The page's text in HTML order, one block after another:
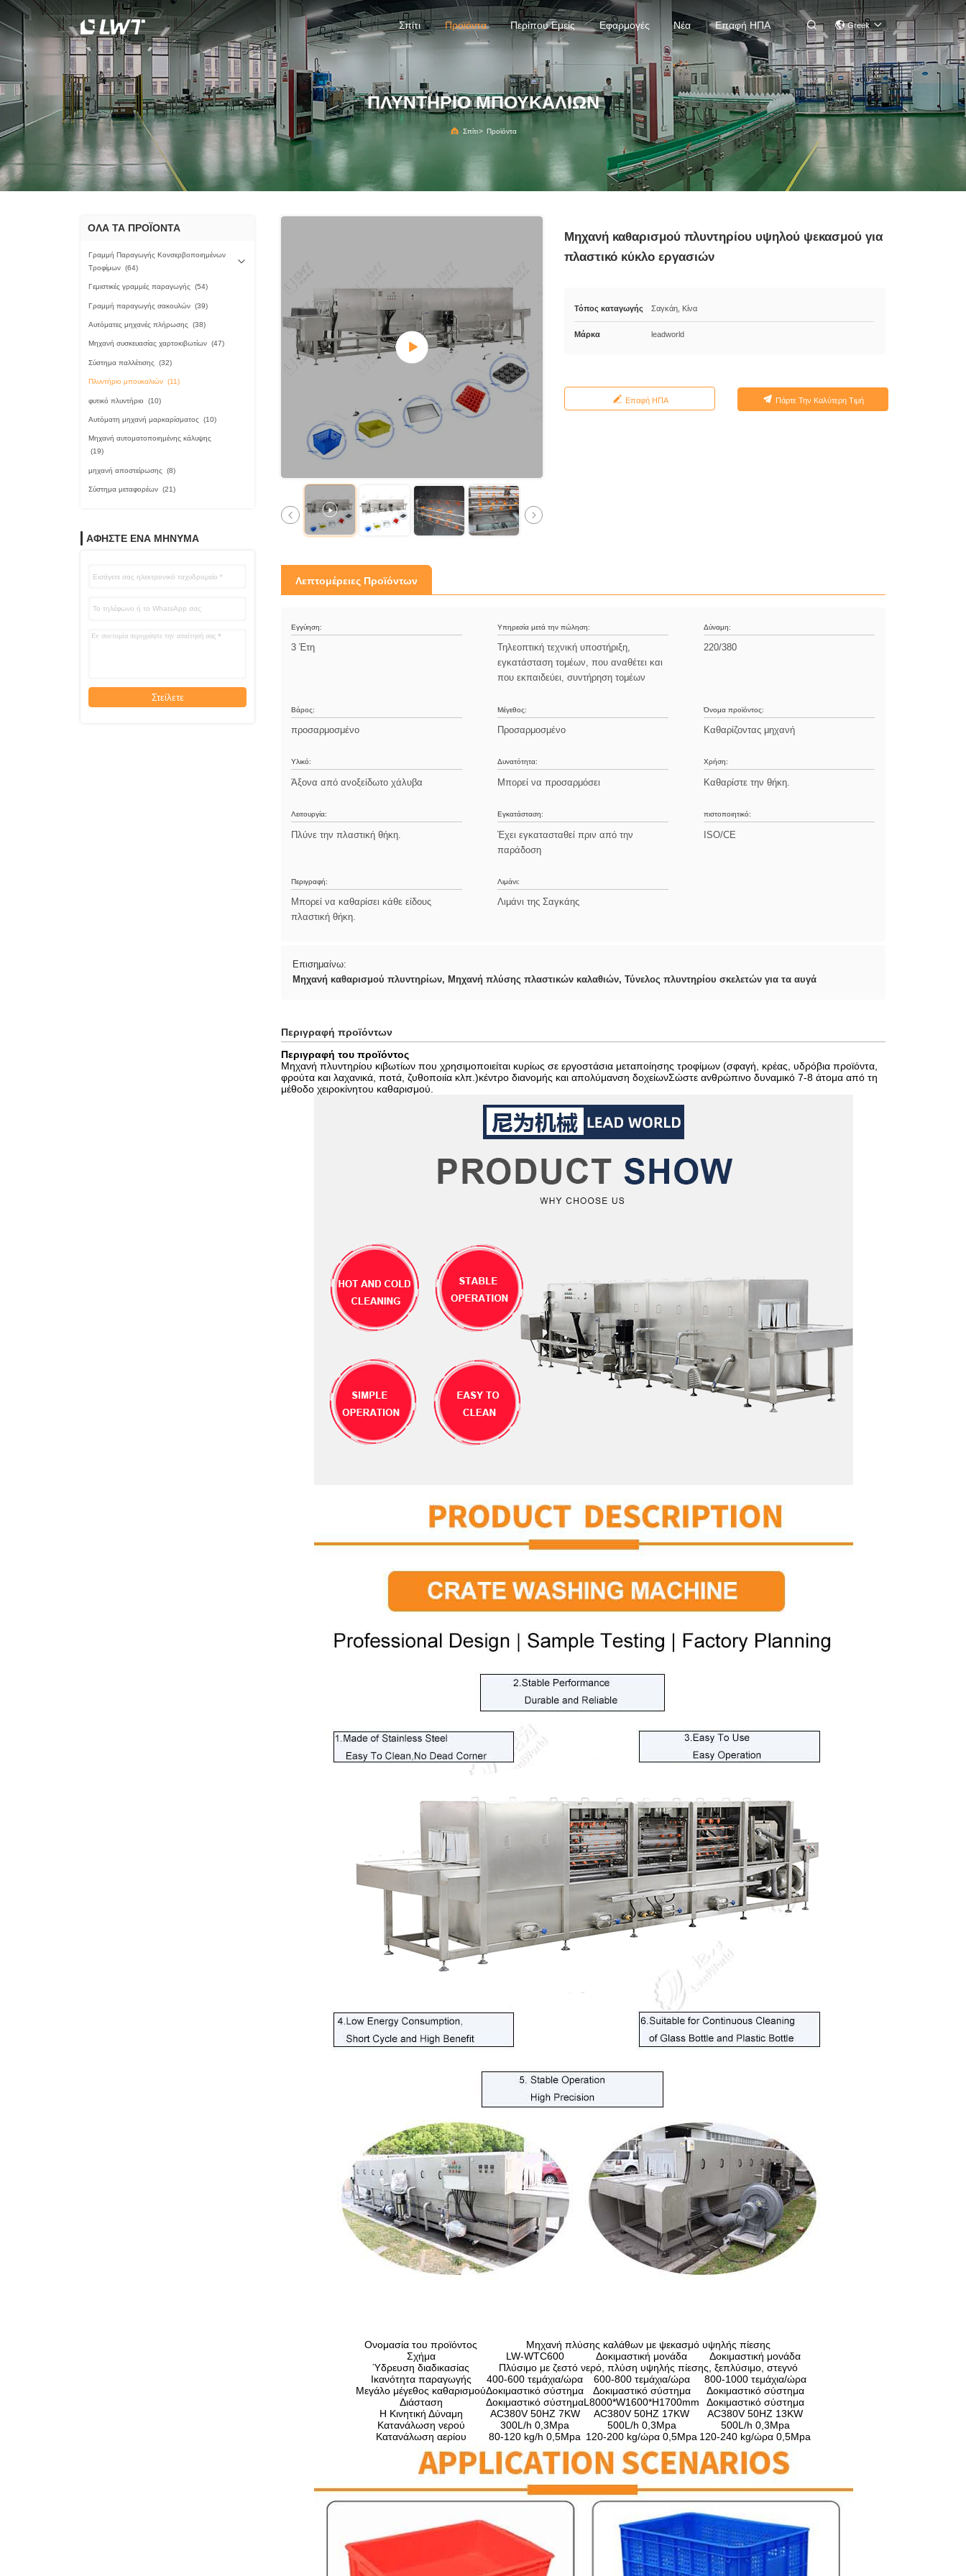
Σπίτι Προϊόντα Περίπου Εμείς Εφαρμογές Νέα Επαφή ΗΠΑ  Greek
ΠΛΥΝΤΉΡΙΟ ΜΠΟΥΚΑΛΙΏΝ
Σπίτι> Προϊόντα
ΟΛΑ ΤΑ ΠΡΟΪΟΝΤΑ
Γραμμή Παραγωγής Κονσερβοποιημένων
Τροφίμων (64)
Γεμιστικές γραμμές παραγωγής (54)
Γραμμή παραγωγής σακουλών (39)
Αυτόματες μηχανές πλήρωσης (38)
Μηχανή συσκευασίας χαρτοκιβωτίων (47)
Σύστημα παλλέτισης (32)
Πλυντήριο μπουκαλιών (11)
φυτικό πλυντήριο (10)
Αυτόματη μηχανή μαρκαρίσματος (10)
Μηχανή αυτοματοποιημένης κάλυψης
(19)
μηχανή αποστείρωσης (8)
Σύστημα μεταφορέων (21)
ΑΦΗΣΤΕ ΈΝΑ ΜΗΝΥΜΑ
Στείλετε
Μηχανή καθαρισμού πλυντηρίου υψηλού ψεκασμού για
πλαστικό κύκλο εργασιών
Τόπος καταγωγής Σαγκάη, Κίνα
Μάρκα leadworld
Επαφή ΗΠΑ Πάρτε Την Καλύτερη Τιμή
Λεπτομέρειες Προϊόντων
Εγγύηση:
3 Έτη
Υπηρεσία μετά την πώληση:
Τηλεοπτική τεχνική υποστήριξη,
εγκατάσταση τομέων, που αναθέτει και
που εκπαιδεύει, συντήρηση τομέων
Δύναμη:
220/380
Βάρος:
προσαρμοσμένο
Μέγεθος:
Προσαρμοσμένο
Όνομα προϊόντος:
Καθαρίζοντας μηχανή
Υλικό:
Άξονα από ανοξείδωτο χάλυβα
Δυνατότητα:
Μπορεί να προσαρμόσει
Χρήση:
Καθαρίστε την θήκη.
Λειτουργία:
Πλύνε την πλαστική θήκη.
Εγκατάσταση:
Έχει εγκατασταθεί πριν από την
παράδοση
πιστοποιητικό:
ISO/CE
Περιγραφή:
Μπορεί να καθαρίσει κάθε είδους
πλαστική θήκη.
Λιμάνι:
Λιμάνι της Σαγκάης
Επισημαίνω:
Μηχανή καθαρισμού πλυντηρίων, Μηχανή πλύσης πλαστικών καλαθιών,Τύνελος πλυντηρίου σκελετών για τα αυγά
Περιγραφή προϊόντων
Περιγραφή του προϊόντος
Μηχανή πλυντηρίου κιβωτίων που χρησιμοποιείται κυρίως σε εργοστάσια μεταποίησης τροφίμων (σφαγή, κρέας, υδρόβια προϊόντα,
φρούτα και λαχανικά, ποτά, ζυθοποιία κλπ.)κέντρο διανομής και απολύμανση δοχείωνΣώστε ανθρώπινο δυναμικό 7-8 άτομα από τη
μέθοδο χειροκίνητου καθαρισμού.
Ονομασία του προϊόντος
Μηχανή πλύσης καλάθων με ψεκασμό υψηλής πίεσης
Σχήμα
LW-WTC600 Δοκιμαστική μονάδα
Δοκιμαστική μονάδα
Ύδρευση διαδικασίας
Πλύσιμο με ζεστό νερό, πλύση υψηλής πίεσης, ξεπλύσιμο, στεγνό
Ικανότητα παραγωγής
400-600 τεμάχια/ώρα 600-800 τεμάχια/ώρα
800-1000 τεμάχια/ώρα
Μεγάλο μέγεθος καθαρισμούΔοκιμαστικό σύστημα Δοκιμαστικό σύστημα
Δοκιμαστικό σύστημα
Διάσταση
Δοκιμαστικό σύστημαL8000*W1600*H1700mm
Δοκιμαστικό σύστημα
Η Κινητική Δύναμη
AC380V 50HZ 7KW AC380V 50HZ 17KW
AC380V 50HZ 13KW
Κατανάλωση νερού
300L/h 0,3Mpa 500L/h 0,3Mpa
500L/h 0,3Mpa
Κατανάλωση αερίου
80-120 kg/h 0,5Mpa 120-200 kg/ώρα 0,5Mpa 120-240 kg/ώρα 0,5Mpa